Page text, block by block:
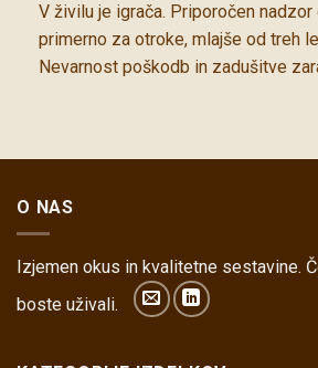
V živilu je igrača. Priporočen
primerno za otroke, mlajše od treh
Nevarnost poškodb in zadušitve
O NAS
Izjemen okus in kvalitetne sestavine.
boste uživali.